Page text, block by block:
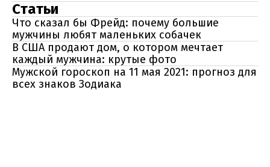
Статьи
Что сказал бы Фрейд: почему большие
мужчины любят маленьких собачек
В США продают дом, о котором мечтает
каждый мужчина: крутые фото
Мужской гороскоп на 11 мая 2021: прогноз для
всех знаков Зодиака